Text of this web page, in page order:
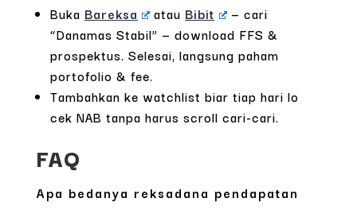
Buka Bareksa atau Bibit
— cari
“Danamas Stabil” — download FFS &
prospektus. Selesai, langsung paham
portofolio & fee.
Tambahkan ke watchlist biar tiap hari lo
cek NAB tanpa harus scroll cari-cari.
FAQ
Apa bedanya reksadana pendapatan